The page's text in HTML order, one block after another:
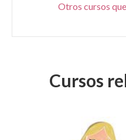
Otros cursos
Cursos